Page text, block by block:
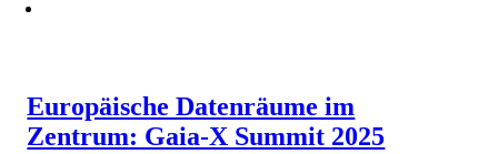
Europäische Datenräume im
Zentrum: Gaia-X Summit 2025